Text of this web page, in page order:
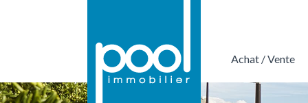
Achat / Vente